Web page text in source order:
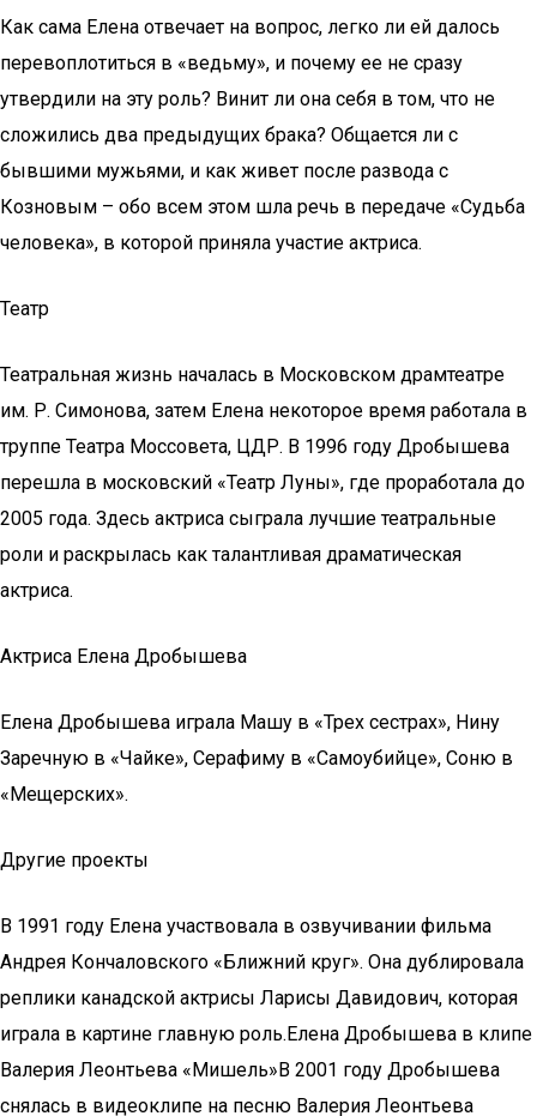
Как сама Елена отвечает на вопрос, легко ли ей далось
перевоплотиться в «ведьму», и почему ее не сразу
утвердили на эту роль? Винит ли она себя в том, что не
сложились два предыдущих брака? Общается ли с
бывшими мужьями, и как живет после развода с
Козновым – обо всем этом шла речь в передаче «Судьба
человека», в которой приняла участие актриса.
Театр
Театральная жизнь началась в Московском драмтеатре
им. Р. Симонова, затем Елена некоторое время работала в
труппе Театра Моссовета, ЦДР. В 1996 году Дробышева
перешла в московский «Театр Луны», где проработала до
2005 года. Здесь актриса сыграла лучшие театральные
роли и раскрылась как талантливая драматическая
актриса.
Актриса Елена Дробышева
Елена Дробышева играла Машу в «Трех сестрах», Нину
Заречную в «Чайке», Серафиму в «Самоубийце», Соню в
«Мещерских».
Другие проекты
В 1991 году Елена участвовала в озвучивании фильма
Андрея Кончаловского «Ближний круг». Она дублировала
реплики канадской актрисы Ларисы Давидович, которая
играла в картине главную роль.Елена Дробышева в клипе
Валерия Леонтьева «Мишель»В 2001 году Дробышева
снялась в видеоклипе на песню Валерия Леонтьева